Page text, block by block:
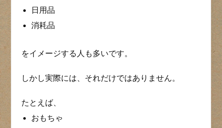
日用品
消耗品
をイメージする人も多いです。
しかし実際には、それだけではありません。
たとえば、
おもちゃ